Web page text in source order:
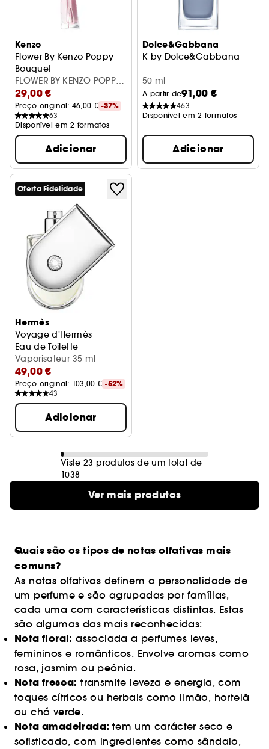
Kenzo
Flower By Kenzo Poppy
Bouquet
Eau de Toilette
FLOWER BY KENZO POPPY
EDT 30ML
29,00 €
Preço original: 46,00 € -37%
63
Disponível em 2 formatos
Adicionar
Dolce&Gabbana
K by Dolce&Gabbana
50 ml
A partir de91,00 €
463
Disponível em 2 formatos
Adicionar
Oferta Fidelidade
Hermès
Voyage d'Hermès
Eau de Toilette
Vaporisateur 35 ml
49,00 €
Preço original: 103,00 € -52%
43
Adicionar
Viste 23 produtos de um total de
1038
Ver mais produtos
Quais são os tipos de notas olfativas mais
comuns?
As notas olfativas definem a personalidade de
um perfume e são agrupadas por famílias,
cada uma com características distintas. Estas
são algumas das mais reconhecidas:
Nota floral: associada a perfumes leves,
femininos e românticos. Envolve aromas como
rosa, jasmim ou peónia.
Nota fresca: transmite leveza e energia, com
toques cítricos ou herbais como limão, hortelã
ou chá verde.
Nota amadeirada: tem um carácter seco e
sofisticado, com ingredientes como sândalo,